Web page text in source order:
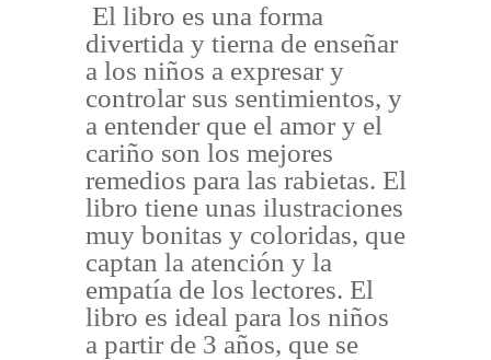
El libro es una forma
divertida y tierna de enseñar
a los niños a expresar y
controlar sus sentimientos, y
a entender que el amor y el
cariño son los mejores
remedios para las rabietas. El
libro tiene unas ilustraciones
muy bonitas y coloridas, que
captan la atención y la
empatía de los lectores. El
libro es ideal para los niños
a partir de 3 años, que se